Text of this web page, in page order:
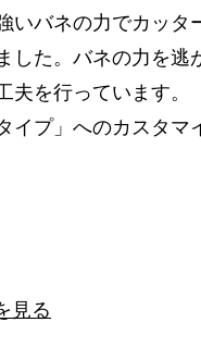
いバネの力でカッタ
した。バネの力を逃
を行っています。
イプ」へのカスタマ
見る